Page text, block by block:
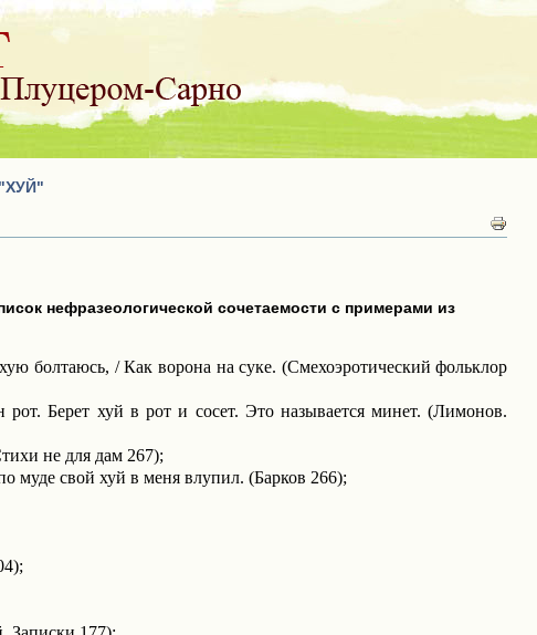
"ХУЙ"
нефразеологической сочетаемости с примерами из
болтаюсь, / Как ворона на суке. (Смехоэротический фольклор
Берет хуй в рот и сосет. Это называется минет. (Лимонов.
не для дам 267);
муде свой хуй в меня влупил. (Барков 266);